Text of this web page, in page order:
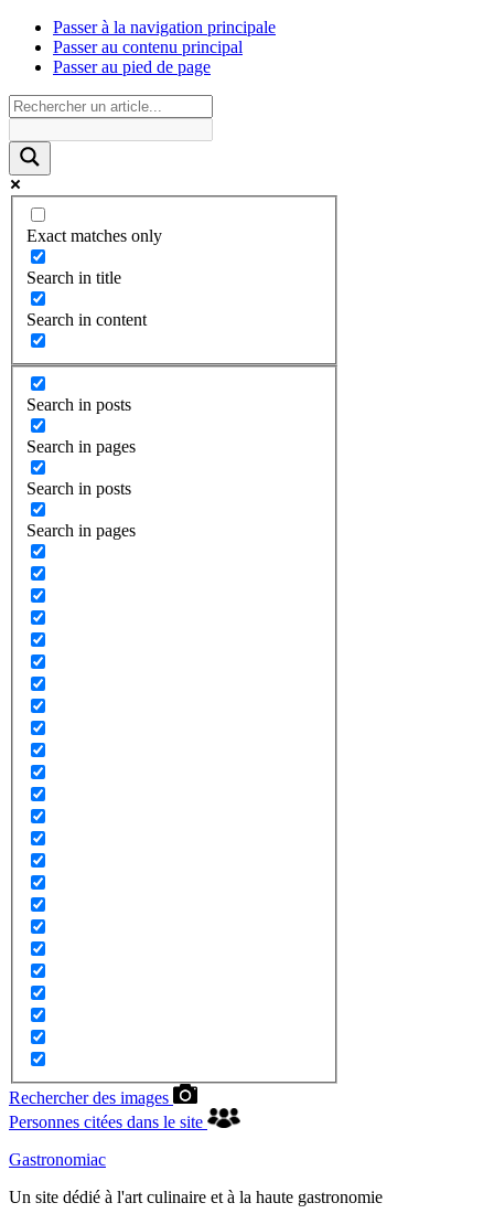
Passer à la navigation principale
Passer au contenu principal
Passer au pied de page
Exact matches only
Search in title
Search in content
Search in posts
Search in pages
Search in posts
Search in pages
Rechercher des images
Personnes citées dans le site
Gastronomiac
Un site dédié à l'art culinaire et à la haute gastronomie